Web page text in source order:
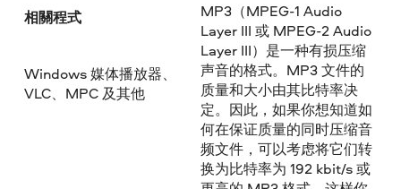
相關程式
Windows 媒体播放器、
VLC、MPC 及其他
MP3（MPEG-1 Audio
Layer III 或 MPEG-2 Audio
Layer III）是一种有损压缩
声音的格式。MP3 文件的
质量和大小由其比特率决
定。因此，如果你想知道如
何在保证质量的同时压缩音
频文件，可以考虑将它们转
换为比特率为 192 kbit/s 或